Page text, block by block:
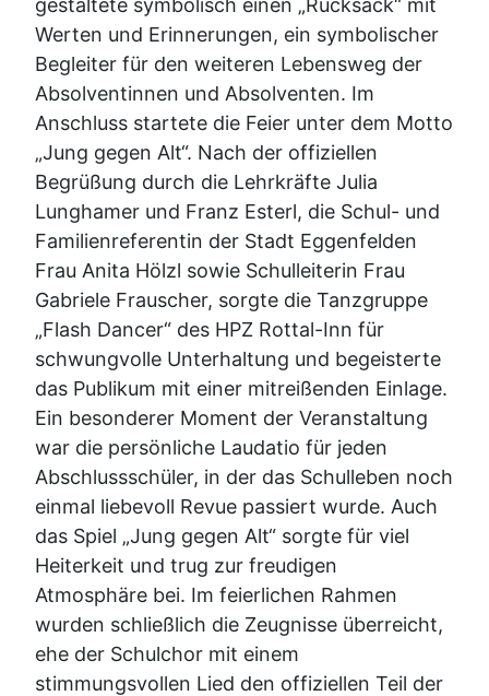
gestaltete symbolisch einen „Rucksack“ mit
Werten und Erinnerungen, ein symbolischer
Begleiter für den weiteren Lebensweg der
Absolventinnen und Absolventen. Im
Anschluss startete die Feier unter dem Motto
„Jung gegen Alt“. Nach der offiziellen
Begrüßung durch die Lehrkräfte Julia
Lunghamer und Franz Esterl, die Schul- und
Familienreferentin der Stadt Eggenfelden
Frau Anita Hölzl sowie Schulleiterin Frau
Gabriele Frauscher, sorgte die Tanzgruppe
„Flash Dancer“ des HPZ Rottal-Inn für
schwungvolle Unterhaltung und begeisterte
das Publikum mit einer mitreißenden Einlage.
Ein besonderer Moment der Veranstaltung
war die persönliche Laudatio für jeden
Abschlussschüler, in der das Schulleben noch
einmal liebevoll Revue passiert wurde. Auch
das Spiel „Jung gegen Alt“ sorgte für viel
Heiterkeit und trug zur freudigen
Atmosphäre bei. Im feierlichen Rahmen
wurden schließlich die Zeugnisse überreicht,
ehe der Schulchor mit einem
stimmungsvollen Lied den offiziellen Teil der